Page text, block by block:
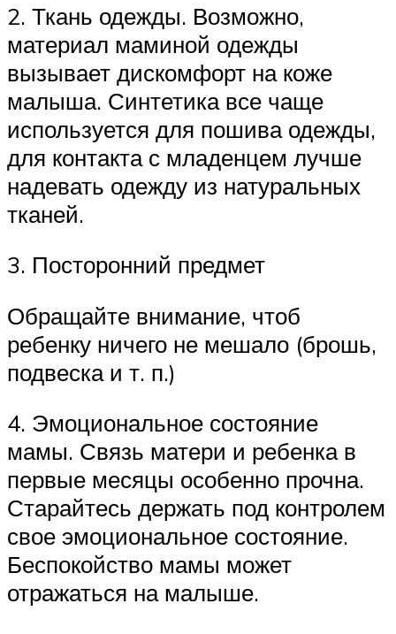
2. Ткань одежды. Возможно,
материал маминой одежды
вызывает дискомфорт на коже
малыша. Синтетика все чаще
используется для пошива одежды,
для контакта с младенцем лучше
надевать одежду из натуральных
тканей.
3. Посторонний предмет
Обращайте внимание, чтоб
ребенку ничего не мешало (брошь,
подвеска и т. п.)
4. Эмоциональное состояние
мамы. Связь матери и ребенка в
первые месяцы особенно прочна.
Старайтесь держать под контролем
свое эмоциональное состояние.
Беспокойство мамы может
отражаться на малыше.